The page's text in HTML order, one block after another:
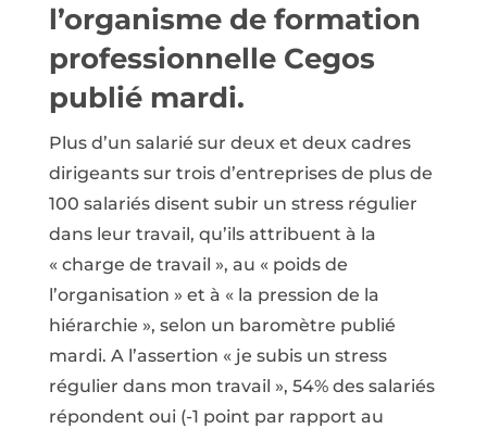
l’organisme de formation
professionnelle Cegos
publié mardi.
Plus d’un salarié sur deux et deux cadres
dirigeants sur trois d’entreprises de plus de
100 salariés disent subir un stress régulier
dans leur travail, qu’ils attribuent à la
« charge de travail », au « poids de
l’organisation » et à « la pression de la
hiérarchie », selon un baromètre publié
mardi. A l’assertion « je subis un stress
régulier dans mon travail », 54% des salariés
répondent oui (-1 point par rapport au